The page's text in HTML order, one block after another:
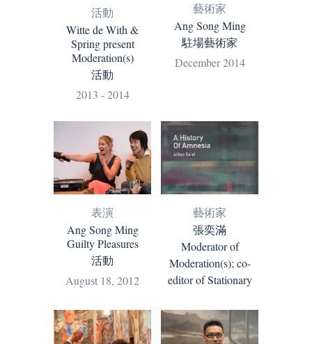
活動
Witte de With &
Spring present
Moderation(s)
活動
2013 - 2014
藝術家
Ang Song Ming
駐場藝術家
December 2014
表演
Ang Song Ming
Guilty Pleasures
活動
August 18, 2012
藝術家
張奕滿
Moderator of
Moderation(s); co-
editor of Stationary